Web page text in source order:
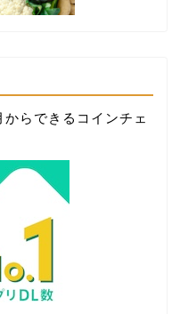
らできる コインチェ